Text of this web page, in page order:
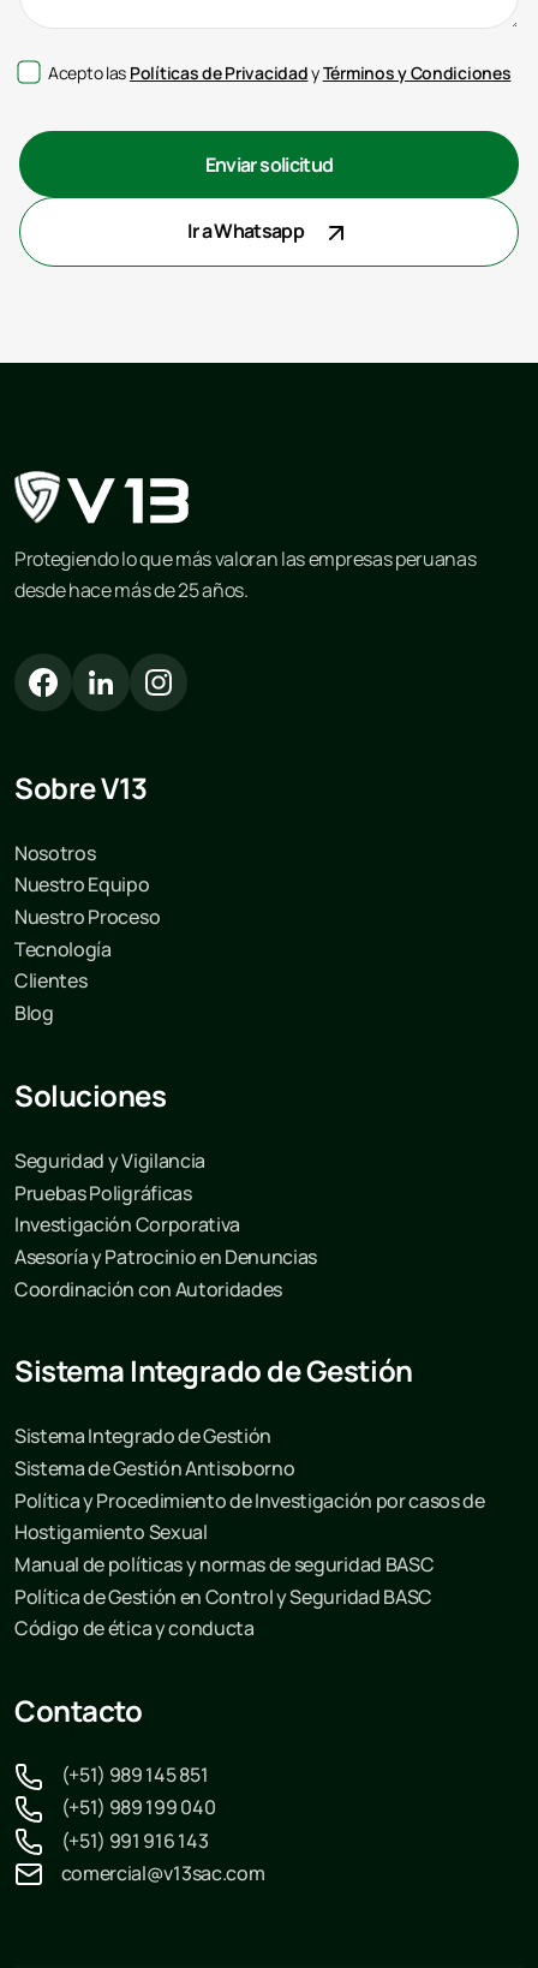
Acepto las Políticas de PrivacidadyTérminos y Condiciones
Ir a Whatsapp
Enviar solicitud
Protegiendo lo que más valoran las empresas peruanas
desde hace más de 25 años.
Sobre V13
Nosotros
Nuestro Equipo
Nuestro Proceso
Tecnología
Clientes
Blog
Soluciones
Seguridad y Vigilancia
Pruebas Poligráficas
Investigación Corporativa
Asesoría y Patrocinio en Denuncias
Coordinación con Autoridades
Sistema Integrado de Gestión
Sistema Integrado de Gestión
Sistema de Gestión Antisoborno
Política y Procedimiento de Investigación por casos de
Hostigamiento Sexual
Manual de políticas y normas de seguridad BASC
Política de Gestión en Control y Seguridad BASC
Código de ética y conducta
Contacto
(+51) 989 145 851
(+51) 989 199 040
(+51) 991 916 143
comercial@v13sac.com